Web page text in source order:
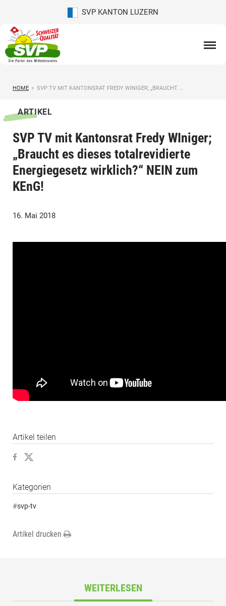
SVP KANTON LUZERN
HOME > SVP TV MIT KANTONSRAT FREDY WINIGER; „BRAUCHT ...
ARTIKEL
SVP TV mit Kantonsrat Fredy WIniger;
„Braucht es dieses totalrevidierte
Energiegesetz wirklich?“ NEIN zum
KEnG!
16. Mai 2018
Artikel teilen
Kategorien
#svp-tv
Artikel drucken
WEITERLESEN